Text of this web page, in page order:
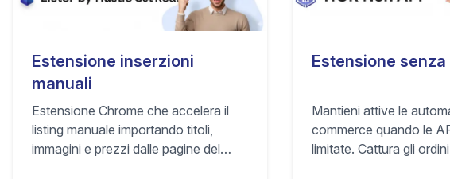
Estensione inserzioni
manuali
Estensione Chrome che accelera il
listing manuale importando titoli,
immagini e prezzi dalle pagine del
Estensione senza
Mantieni attive le
commerce quando le
limitate. Cattura gli